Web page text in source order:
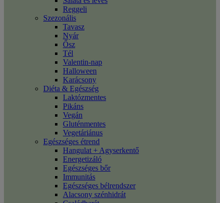
Reggeli
Szezonális
Tavasz
Nyár
Ősz
Tél
Valentin-nap
Halloween
Karácsony
Diéta & Egészség
Laktózmentes
Pikáns
Vegán
Gluténmentes
Vegetáriánus
Egészséges étrend
Hangulat + Agyserkentő
Energetizáló
Egészséges bőr
Immunitás
Egészséges bélrendszer
Alacsony szénhidrát